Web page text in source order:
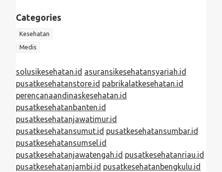
Categories
Kesehatan
Medis
solusikesehatan.id asuransikesehatansyariah.id
pusatkesehatanstore.id pabrikalatkesehatan.id
perencanaandinaskesehatan.id
pusatkesehatanbanten.id
pusatkesehatanjawatimur.id
pusatkesehatansumut.id pusatkesehatansumbar.id
pusatkesehatansumsel.id
pusatkesehatanjawatengah.id pusatkesehatanriau.id
pusatkesehatanjambi.id pusatkesehatanbengkulu.id